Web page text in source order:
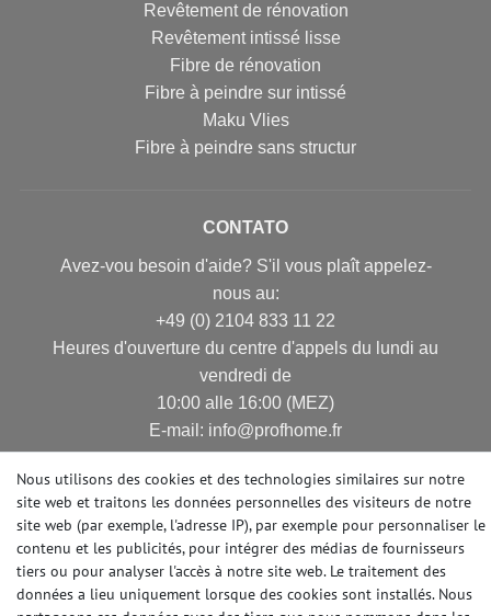
Revêtement de rénovation
Revêtement intissé lisse
Fibre de rénovation
Fibre à peindre sur intissé
Maku Vlies
Fibre à peindre sans structur
CONTATO
Avez-vou besoin d'aide? S'il vous plaît appelez-
nous au:
+49 (0) 2104 833 11 22
Heures d'ouverture du centre d'appels du lundi au
vendredi de
10:00 alle 16:00 (MEZ)
E-mail: info@profhome.fr
MODES DE PAIEMENT
Nous utilisons des cookies et des technologies similaires sur notre
site web et traitons les données personnelles des visiteurs de notre
site web (par exemple, l'adresse IP), par exemple pour personnaliser le
contenu et les publicités, pour intégrer des médias de fournisseurs
tiers ou pour analyser l'accès à notre site web. Le traitement des
données a lieu uniquement lorsque des cookies sont installés. Nous